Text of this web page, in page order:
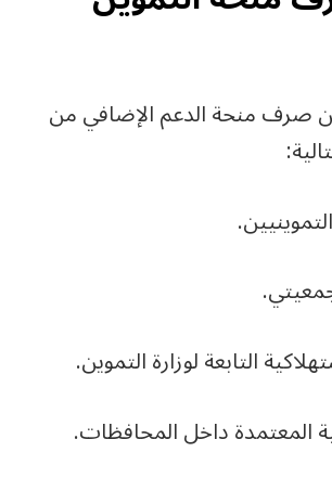
صرف منحة الدعم الإضافي من
التابعة لوزارة التموين.
المعتمدة داخل المحافظات.